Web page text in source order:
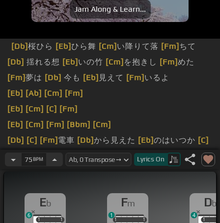
Jam Along & Learn...
[Db]桜ひら [Eb] ひら舞 [Cm] い降りて落 [Fm] ちて
[Db] 揺れる想 [Eb] いの竹 [Cm] を抱きし [Fm]めた
[Fm]夢は [Db] 今も [Eb] 見えて [Fm] いるよ
[Eb] [Ab] [Cm] [Fm]
[Eb] [Cm] [C] [Fm]
[Eb] [Cm] [Fm] [Bbm] [Cm]
[Db] [C] [Fm] 電車 [Db]から見えた [Eb]のはいつか [C]
の面[Fm]
75 BPM Lyrics On
Eb
1 1
1 1
6
Fm
1 1
1 1
1
Db
11
4